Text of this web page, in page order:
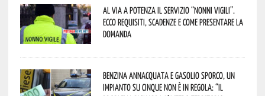
Al via a Potenza il servizio “Nonni Vigili”.
Ecco requisiti, scadenze e come presentare la
domanda
Benzina annacquata e gasolio sporco, un
impianto su cinque non è in regola: “il